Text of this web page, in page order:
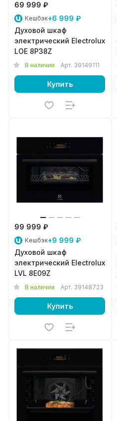
69 999 ₽
Кешбэк+6 999 ₽
Духовой шкаф
электрический Electrolux
LOE 8P38Z
В наличии Арт. 39149111
Купить
99 999 ₽
Кешбэк+9 999 ₽
Духовой шкаф
электрический Electrolux
LVL 8E09Z
В наличии Арт. 39148723
Купить